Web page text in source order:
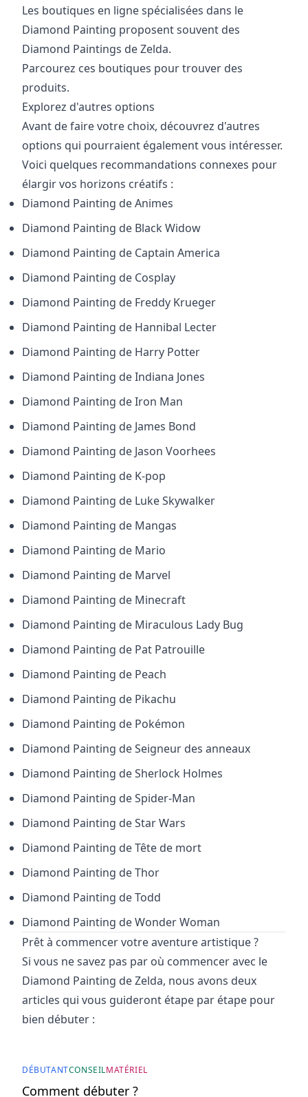
Les boutiques en ligne spécialisées dans le
Diamond Painting proposent souvent des
Diamond Paintings de Zelda.
Parcourez ces boutiques pour trouver des
produits.
Explorez d'autres options
Avant de faire votre choix, découvrez d'autres
options qui pourraient également vous intéresser.
Voici quelques recommandations connexes pour
élargir vos horizons créatifs :
Diamond Painting deAnimes
Diamond Painting de Black Widow
Diamond Painting de Captain America
Diamond Painting de Cosplay
Diamond Painting de Freddy Krueger
Diamond Painting de Hannibal Lecter
Diamond Painting de Harry Potter
Diamond Painting deIndiana Jones
Diamond Painting deIron Man
Diamond Painting de James Bond
Diamond Painting de Jason Voorhees
Diamond Painting de K-pop
Diamond Painting de Luke Skywalker
Diamond Painting de Mangas
Diamond Painting de Mario
Diamond Painting de Marvel
Diamond Painting de Minecraft
Diamond Painting de Miraculous Lady Bug
Diamond Painting de Pat Patrouille
Diamond Painting de Peach
Diamond Painting de Pikachu
Diamond Painting de Pokémon
Diamond Painting deSeigneur des anneaux
Diamond Painting deSherlock Holmes
Diamond Painting deSpider-Man
Diamond Painting deStar Wars
Diamond Painting deTête de mort
Diamond Painting deThor
Diamond Painting deTodd
Diamond Painting deWonder Woman
Prêt à commencer votre aventure artistique ?
Si vous ne savez pas par où commencer avec le
Diamond Painting de Zelda, nous avons deux
articles qui vous guideront étape par étape pour
bien débuter :
DÉBUTANTCONSEILMATÉRIEL
Comment débuter ?